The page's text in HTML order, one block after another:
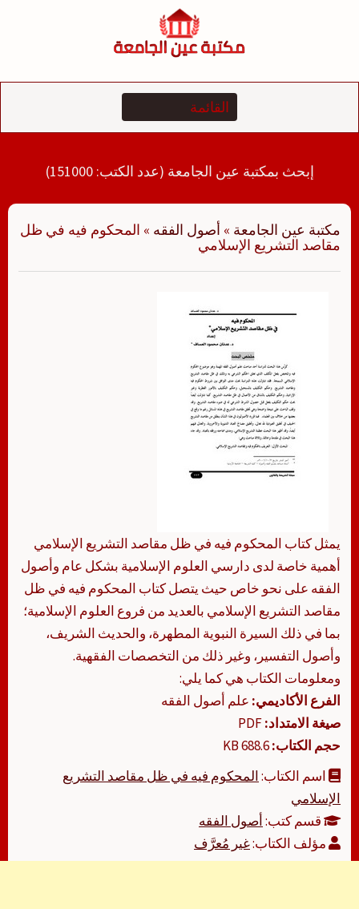
إبحث بمكتبة عين الجامعة (عدد الكتب: 151000)
مكتبة عين الجامعة » أصول الفقه » المحكوم فيه في ظل
مقاصد التشريع الإسلامي
يمثل كتاب المحكوم فيه في ظل مقاصد التشريع الإسلامي
أهمية خاصة لدى دارسي العلوم الإسلامية بشكل عام وأصول
الفقه على نحو خاص حيث يتصل كتاب المحكوم فيه في ظل
مقاصد التشريع الإسلامي بالعديد من فروع العلوم الإسلامية؛
بما في ذلك السيرة النبوية المطهرة، والحديث الشريف،
وأصول التفسير، وغير ذلك من التخصصات الفقهية.
ومعلومات الكتاب هي كما يلي:
الفرع الأكاديمي: علم أصول الفقه
صيغة الامتداد:
حجم الكتاب:
اسم الكتاب:المحكوم فيه في ظل مقاصد التشريع
الإسلامي
قسم كتب:أصول الفقه
مؤلف الكتاب:غير مُعرَّف